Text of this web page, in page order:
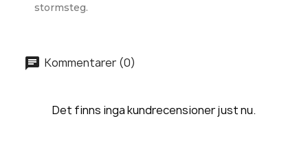
stormsteg.
Kommentarer (0)
Det finns inga kundrecensioner just nu.